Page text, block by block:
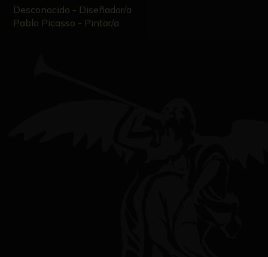
Desconocido - Diseñador/a
Pablo Picasso - Pintor/a